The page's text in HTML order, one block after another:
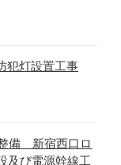
灯設置工事
備 新宿西口ロ
及び電源幹線工